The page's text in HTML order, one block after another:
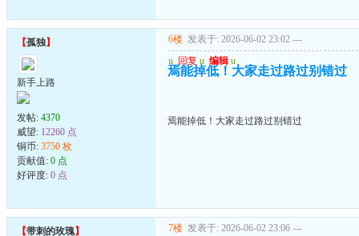
【孤独】
新手上路
发帖: 4370
威望: 12260 点
铜币: 3750 枚
贡献值: 0 点
好评度: 0 点
6楼 发表于: 2026-06-02 23:02 ---
u 回复 u 编辑 u
焉能掉低！大家走过路过别错过
焉能掉低！大家走过路过别错过
【带刺的玫瑰】 7楼 发表于: 2026-06-02 23:06 ---